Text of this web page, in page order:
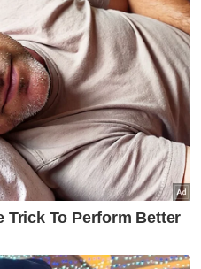
Man selamat
di Tanah Merah
Cik Man akan terus
lipatan sejarah
Cik Man kehilangan